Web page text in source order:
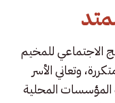
الاجتماعي للمخيم
وتعاني الأسر
المؤسسات المحلية